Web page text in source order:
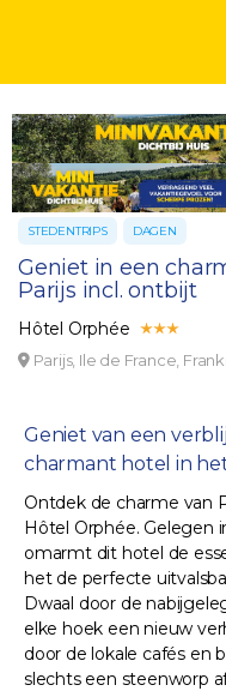
STEDENTRIPS DAGEN
Geniet in een
Parijs incl. ontbijt
Hôtel Orphée
Parijs, Ile de France,
Geniet van een
charmant hotel in
Ontdek de charme van
Hôtel Orphée. Gelegen
omarmt dit hotel de
het de perfecte
Dwaal door de
elke hoek een nieuw
door de lokale cafés en
slechts een steenworp